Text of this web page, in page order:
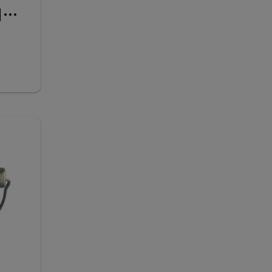
팬톤 타일페인트 (PREMIUM TILE PAINT INSPIRED BY PANTONE)